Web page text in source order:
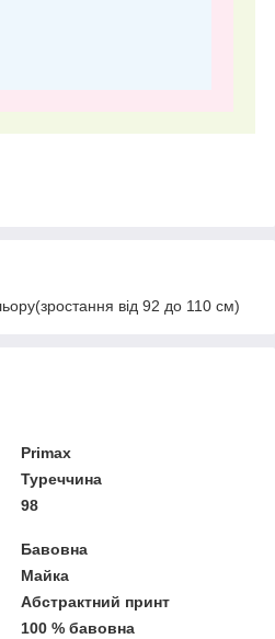
від 92 до 110 см)
Primax
Туреччина
98
Бавовна
Майка
Абстрактний принт
100 % бавовна